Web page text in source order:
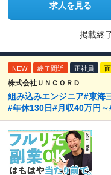
求人を見る
掲載終
NEW 終了間近 正社員
株式会社ＵＮＣＯＲＤ
組み込みエンジニア#東海
#年休130日#月収40万円